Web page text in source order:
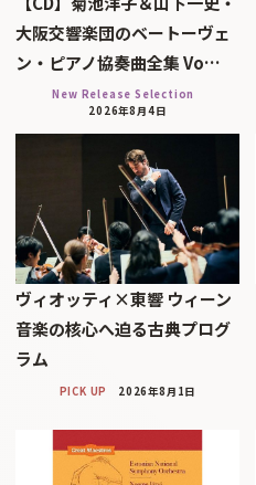
大阪交響楽団のベートーヴェ
ン・ピアノ協奏曲全集 Vo…
New Release Selection
2026年8月4日
ヴィオッティ×東響 ウィーン
音楽の核心へ迫る古典プログ
ラム
PICK UP 2026年8月1日